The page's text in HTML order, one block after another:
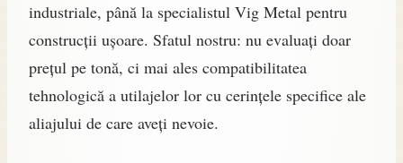
industriale, până la specialistul Vig Metal pentru
construcții ușoare. Sfatul nostru: nu evaluați doar
prețul pe tonă, ci mai ales compatibilitatea
tehnologică a utilajelor lor cu cerințele specifice ale
aliajului de care aveți nevoie.